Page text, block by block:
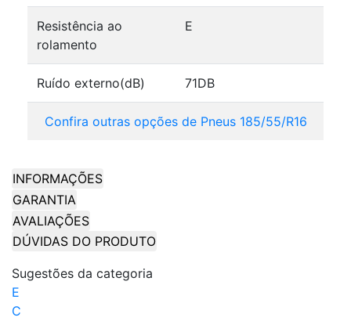
Resistência ao
rolamento
E
Ruído externo(dB) 71DB
Confira outras opções de Pneus 185/55/R16
INFORMAÇÕES
GARANTIA
AVALIAÇÕES
DÚVIDAS DO PRODUTO
Sugestões da categoria
E
C